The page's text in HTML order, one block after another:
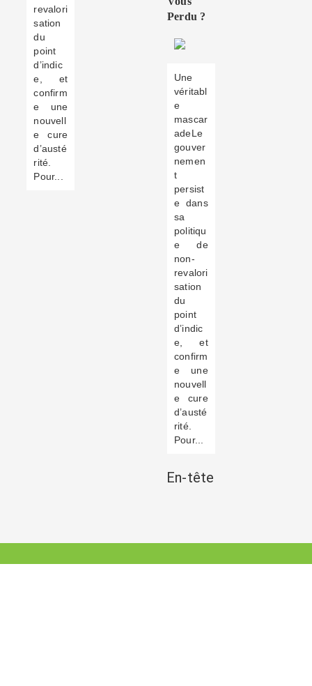
revalori
sation
du
point
d’indic
e, et
confirm
e une
nouvell
e cure
d’austé
rité.
Pour...
Perdu ?
Une
véritabl
e
mascar
adeLe
gouver
nemen
t
persist
e dans
sa
politiqu
e de
non-
revalori
sation
du
point
d’indic
e, et
confirm
e une
nouvell
e cure
d’austé
rité.
Pour...
En-tête